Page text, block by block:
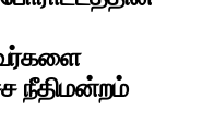
நீதிமன்றம்